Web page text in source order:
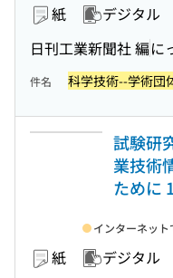
紙 デジタル
日刊工業新聞社 編に
件名 科学技術--学術団
試験研
業技術
ために
紙 デジタル
インターネット